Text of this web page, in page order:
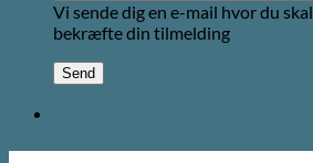
Vi sende dig en e-mail hvor du skal
bekræfte din tilmelding